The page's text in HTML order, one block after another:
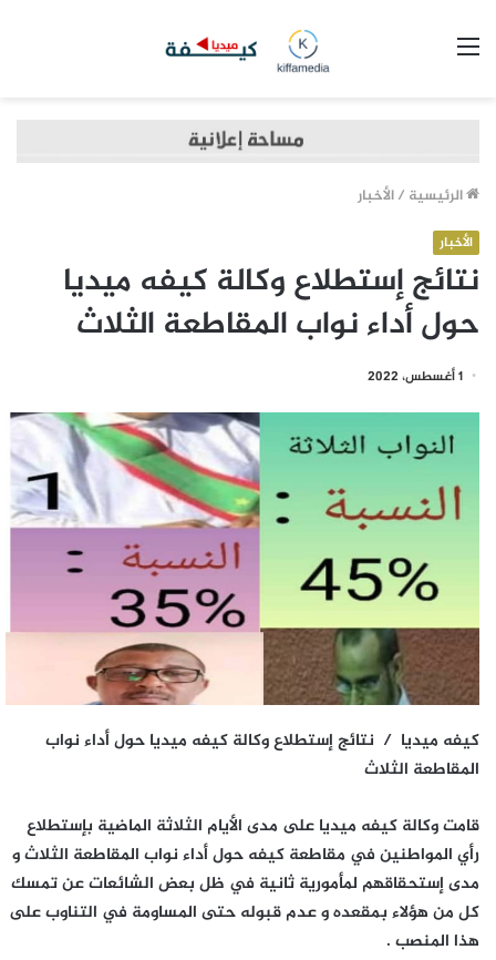
الرئيسية /الأخبار
الأخبار
نتائج إستطلاع وكالة كيفه ميديا
حول أداء نواب المقاطعة الثلاث
1 أغسطس، 2022
كيفه ميديا / نتائج إستطلاع وكالة كيفه ميديا حول أداء نواب
المقاطعة الثلاث
قامت وكالة كيفه ميديا على مدى الأيام الثلاثة الماضية بإستطلاع
رأي المواطنين في مقاطعة كيفه حول أداء نواب المقاطعة الثلاث و
مدى إستحقاقهم لمأمورية ثانية في ظل بعض الشائعات عن تمسك
كل من هؤلاء بمقعده و عدم قبوله حتى المساومة في التناوب على
هذا المنصب .